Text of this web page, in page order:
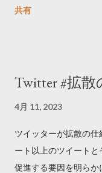
共有
Twitter #拡散
4月 11, 2023
ツイッターが拡散の
ート以上のツイート
促進する要因を明ら